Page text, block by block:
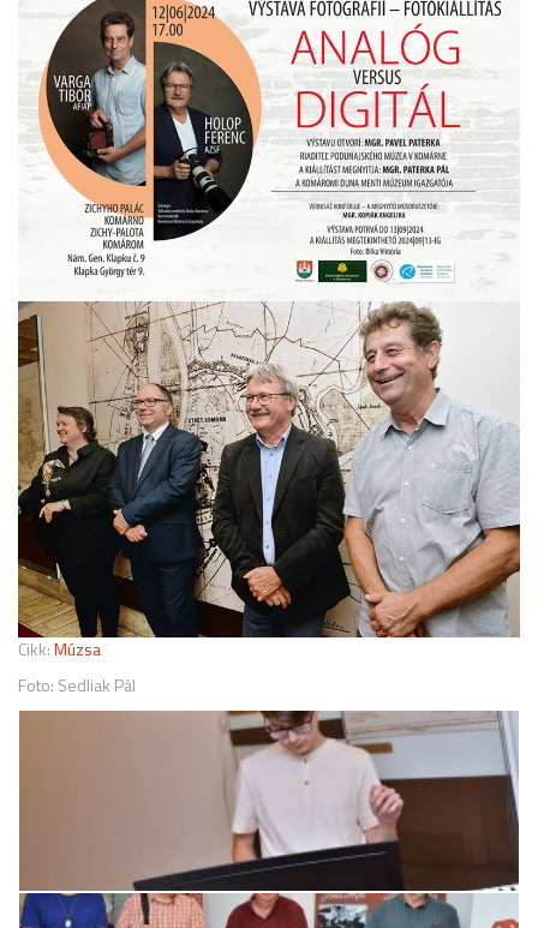
Cikk:Múzsa
Foto: Sedliak Pál